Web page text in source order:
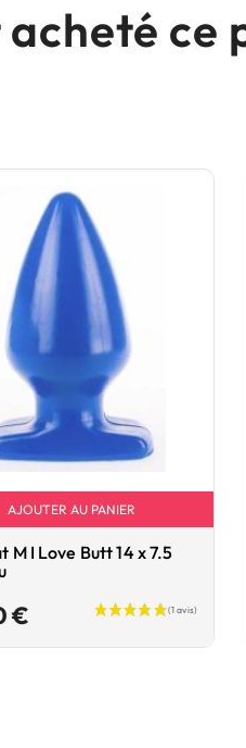
acheté
AJOUTER AU PANIER
M I Love Butt 14 x 7.5
€